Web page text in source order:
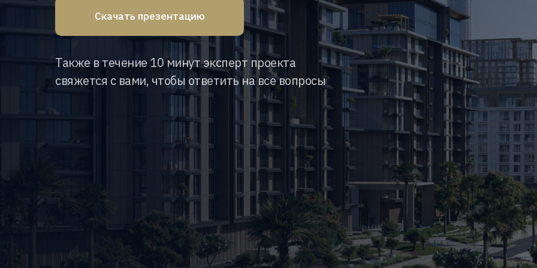
Также в течение 10 минут эксперт проекта
свяжется с вами, чтобы ответить на все вопросы
Скачать презентацию